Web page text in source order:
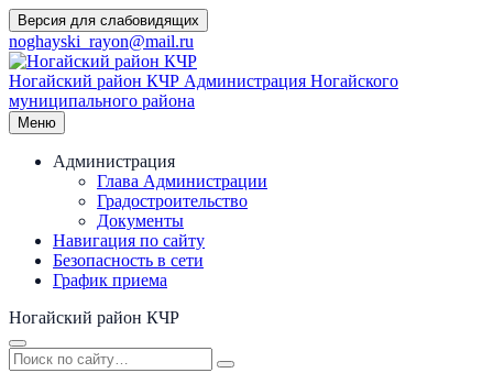
Перейти
к
содержимому
Версия для слабовидящих
noghayski_rayon@mail.ru
Ногайский район КЧР Администрация Ногайского
муниципального района
Меню
Администрация
Глава Администрации
Градостроительство
Документы
Навигация по сайту
Безопасность в сети
График приема
Ногайский район КЧР